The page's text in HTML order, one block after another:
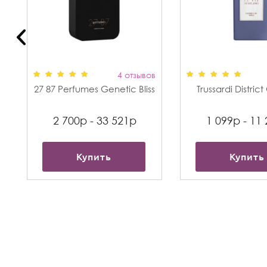
4 отзывов
27 87 Perfumes Genetic Bliss
2 700р - 33 521р
Купить
Trussardi
1 099р - 11
Купить